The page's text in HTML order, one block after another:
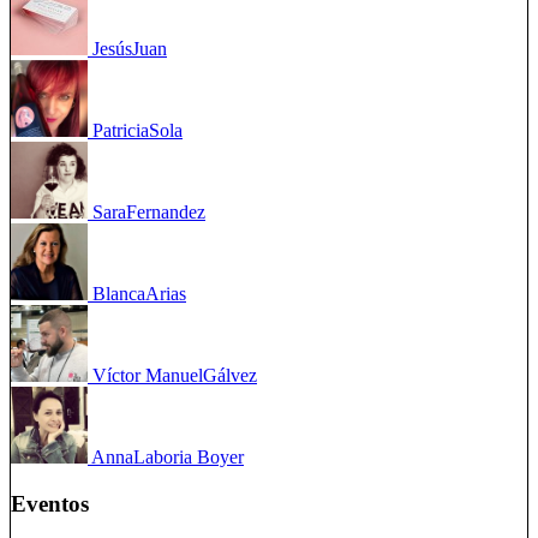
JesúsJuan
PatriciaSola
SaraFernandez
BlancaArias
Víctor ManuelGálvez
AnnaLaboria Boyer
Eventos